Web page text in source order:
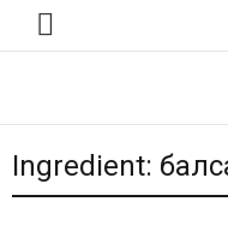
Ingredient: